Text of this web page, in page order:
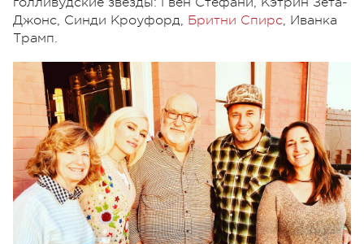
Джонс, Синди Кроуфорд, Бритни Спирс, Иванка
Трамп.